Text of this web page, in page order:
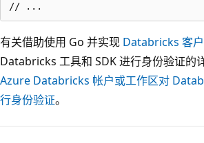
有关借助使用 Go 并实现 Databricks 客
Databricks 工具和 SDK 进行身份验证的
Azure Databricks 帐户或工作区对
行身份验证。